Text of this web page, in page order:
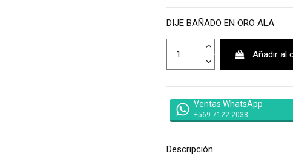
DIJE BAÑADO EN ORO ALA
Añadir al
Ventas WhatsApp
+569 7122 2038
Descripción